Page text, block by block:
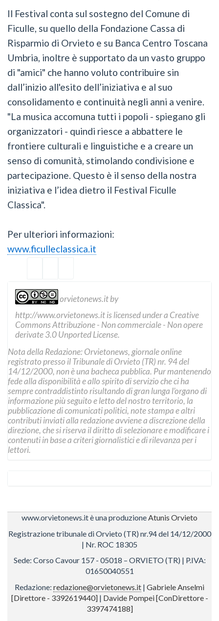
Il Festival conta sul sostegno del Comune di
Ficulle, su quello della Fondazione Cassa di
Risparmio di Orvieto e su Banca Centro Toscana
Umbria, inoltre è supportato da un vasto gruppo
di "amici" che hanno voluto contribuire sin
dall’inizio all'esito dell’iniziativa e al suo
consolidamento e continuità negli anni a venire.
"La musica accomuna tutti i popoli - spiegano gli
organizzatori - quindi riesce a abbattere le
frontiere culturali e linguistiche e a creare un
senso di comunità, stimolando condivisione e
partecipazione. Questo è il senso della nostra
iniziativa e l’idea dietro il Festival Ficulle
Classica".
Per ulteriori informazioni:
www.ficulleclassica.it
orvietonews.itby
http://www.orvietonews.itis licensed under a Creative
Commons Attribuzione - Non commerciale - Non opere
derivate 3.0 Unported License.
Nota della Redazione: Orvietonews, giornale online
registrato presso il Tribunale di Orvieto (TR) nr. 94 del
14/12/2000, non è una bacheca pubblica. Pur mantenendo
fede alla disponibilità e allo spirito di servizio che ci ha
sempre contraddistinto risultando di gran lunga l’organo di
informazione più seguito e letto del nostro territorio, la
pubblicazione di comunicati politici, note stampa e altri
contributi inviati alla redazione avviene a discrezione della
direzione, che si riserva il diritto di selezionare e modificare i
contenuti in base a criteri giornalistici e di rilevanza per i
lettori.
www.orvietonews.it è una produzioneAtunis Orvieto
Registrazione tribunale di Orvieto (TR) nr.94 del 14/12/2000
| Nr. ROC 18305
Sede: Corso Cavour 157 - 05018 – ORVIETO (TR) | P.IVA:
01650040551
Redazione: redazione@orvietonews.it | Gabriele Anselmi
[Direttore - 3392619440]| Davide Pompei [ConDirettore -
3397474188]